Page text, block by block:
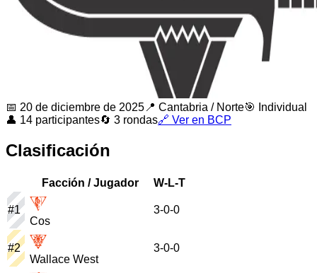
📅 20 de diciembre de 2025 📍 Cantabria / Norte🎯 Individual
👤 14 participantes🔄 3 rondas🔗 Ver en BCP
Clasificación
Facción / Jugador W-L-T
#1
Cos
3-0-0
#2
Wallace West
3-0-0